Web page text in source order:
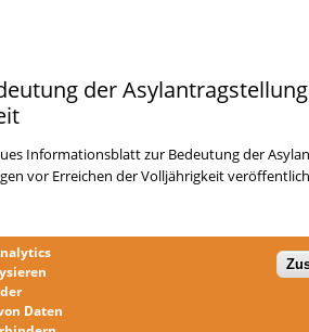
der
Informationsblatt zur Bedeutung der
vor Erreichen der Volljährigkeit
28
Daten